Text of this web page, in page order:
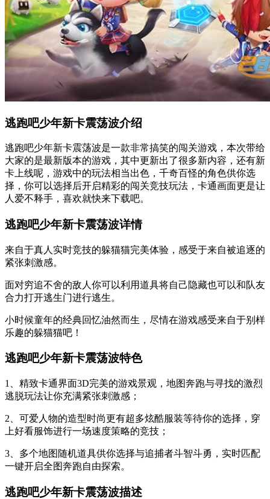
逃跑吧少年新卡震荡波介绍
逃跑吧少年新卡震荡波是一款非常搞笑的闯关游戏，本次带给
大家的是最新版本的游戏，其中更新出了很多新内容，还有新
卡上线呢，游戏中的玩法相当出色，千奇百怪的角色供你选
择，你可以选择后开启精彩的闯关竞技玩法，卡通画面更是让
人爱不释手，喜欢就快来下载吧。
逃跑吧少年新卡震荡波详情
来自于真人实时竞技的躲猫猫完美体验，感受于来自被追逐的
紧张刺激感。
面对穷追不舍的敌人你可以利用道具将自己隐藏也可以和队友
合力打开逃生门进行逃生。
小时候童年的经典回忆油然而生，尽情在游戏感受来自于别样
乐趣的躲猫猫吧！
逃跑吧少年新卡震荡波特色
1、精致卡通界面3D完美的游戏景观，地图奔跑与寻找的激烈
逃脱玩法让你充满紧张刺激感；
2、可爱人物的造型时尚更有超多炫酷服装等待你的选择，穿
上好看服饰进行一场速度策略的竞技；
3、多个地图随机道具供你选择与追捕者斗智斗勇，实时匹配
一键开启全图奔跑自由探索。
逃跑吧少年新卡震荡波描述